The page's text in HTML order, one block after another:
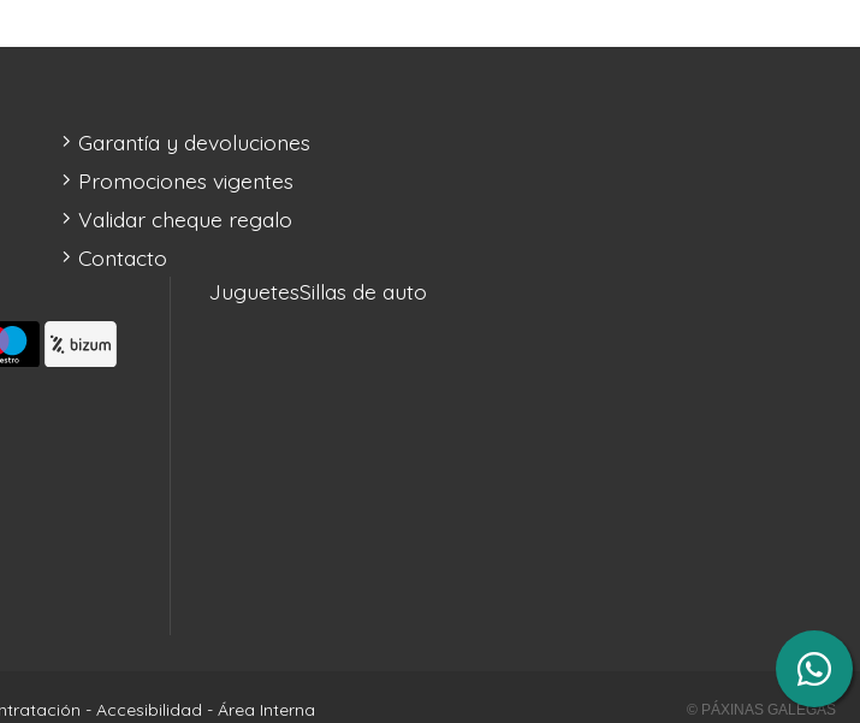
Garantía y devoluciones
Promociones vigentes
Validar cheque regalo
Contacto
JuguetesSillas de auto
- Accesibilidad - Área Interna © PÁXINAS GALEGAS